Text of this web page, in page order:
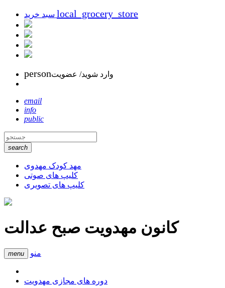
local_grocery_store
personوارد شوید/ عضویت
email
info
public
search
مهد کودک مهدوی
کلیپ های صوتی
کلیپ های تصویری
کانون مهدویت صبح عدالت
menu منو
دوره های مجازی مهدویت